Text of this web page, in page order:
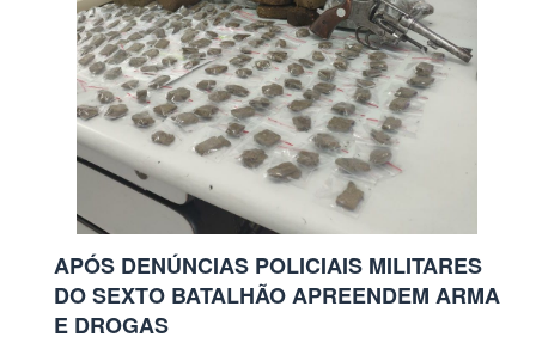
APÓS DENÚNCIAS POLICIAIS MILITARES
DO SEXTO BATALHÃO APREENDEM ARMA
E DROGAS